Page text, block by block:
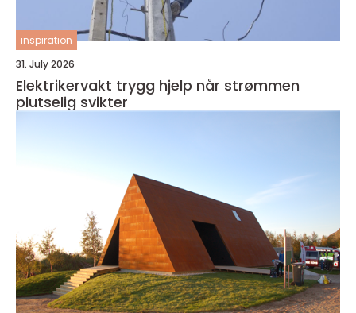
inspiration
31. July 2026
Elektrikervakt trygg hjelp når strømmen
plutselig svikter